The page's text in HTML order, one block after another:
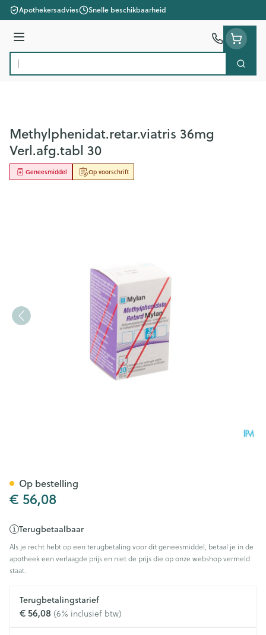
Ga naar de inhoud
Apothekersadvies Snelle beschikbaarheid
Menu
Product, merk, categorie...
Zoek
Methylphenidat.retar.viatris 36mg
Verl.afg.tabl 30
Op voorschrift
Geneesmiddel
€ 56,08
Terugbetaalbaar
Als je recht hebt op een terugbetaling voor dit geneesmiddel, betaal je in de
apotheek een verlaagde prijs en niet de prijs die op onze webshop vermeld
staat.
Terugbetalingstarief
€ 56,08 (6% inclusief btw)
Op bestelling